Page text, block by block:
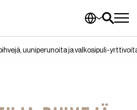
uuniperunoita ja valkosipuli-